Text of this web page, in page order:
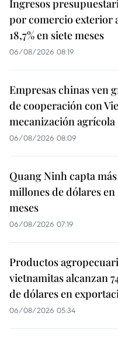
Ingresos
por comercio exterior
18,7% en siete meses
06/08/2026 08:19
Empresas chinas ven
de cooperación con
mecanización agrícola
06/08/2026 08:09
Quang Ninh capta
millones de dólares en
meses
06/08/2026 07:19
Productos
vietnamitas alcanzan
de dólares en
06/08/2026 05:34